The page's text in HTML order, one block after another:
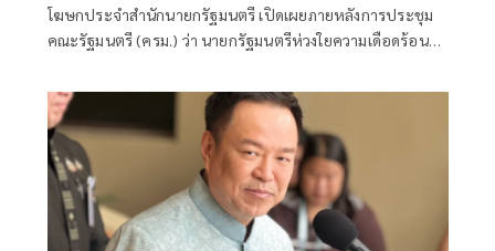
โฆษกประจำสำนักนายกรัฐมนตรี เปิดเผยภายหลังการประชุม
คณะรัฐมนตรี (ครม.) ว่า นายกรัฐมนตรีห่วงใยความเดือดร้อน
สังคมที่เป็นธรรม (P-Move)